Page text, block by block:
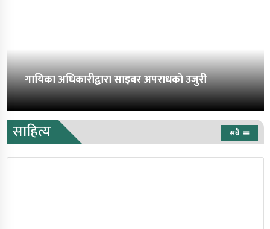
गायिका अधिकारीद्वारा साइबर अपराधकाे उजुरी
साहित्य सबै